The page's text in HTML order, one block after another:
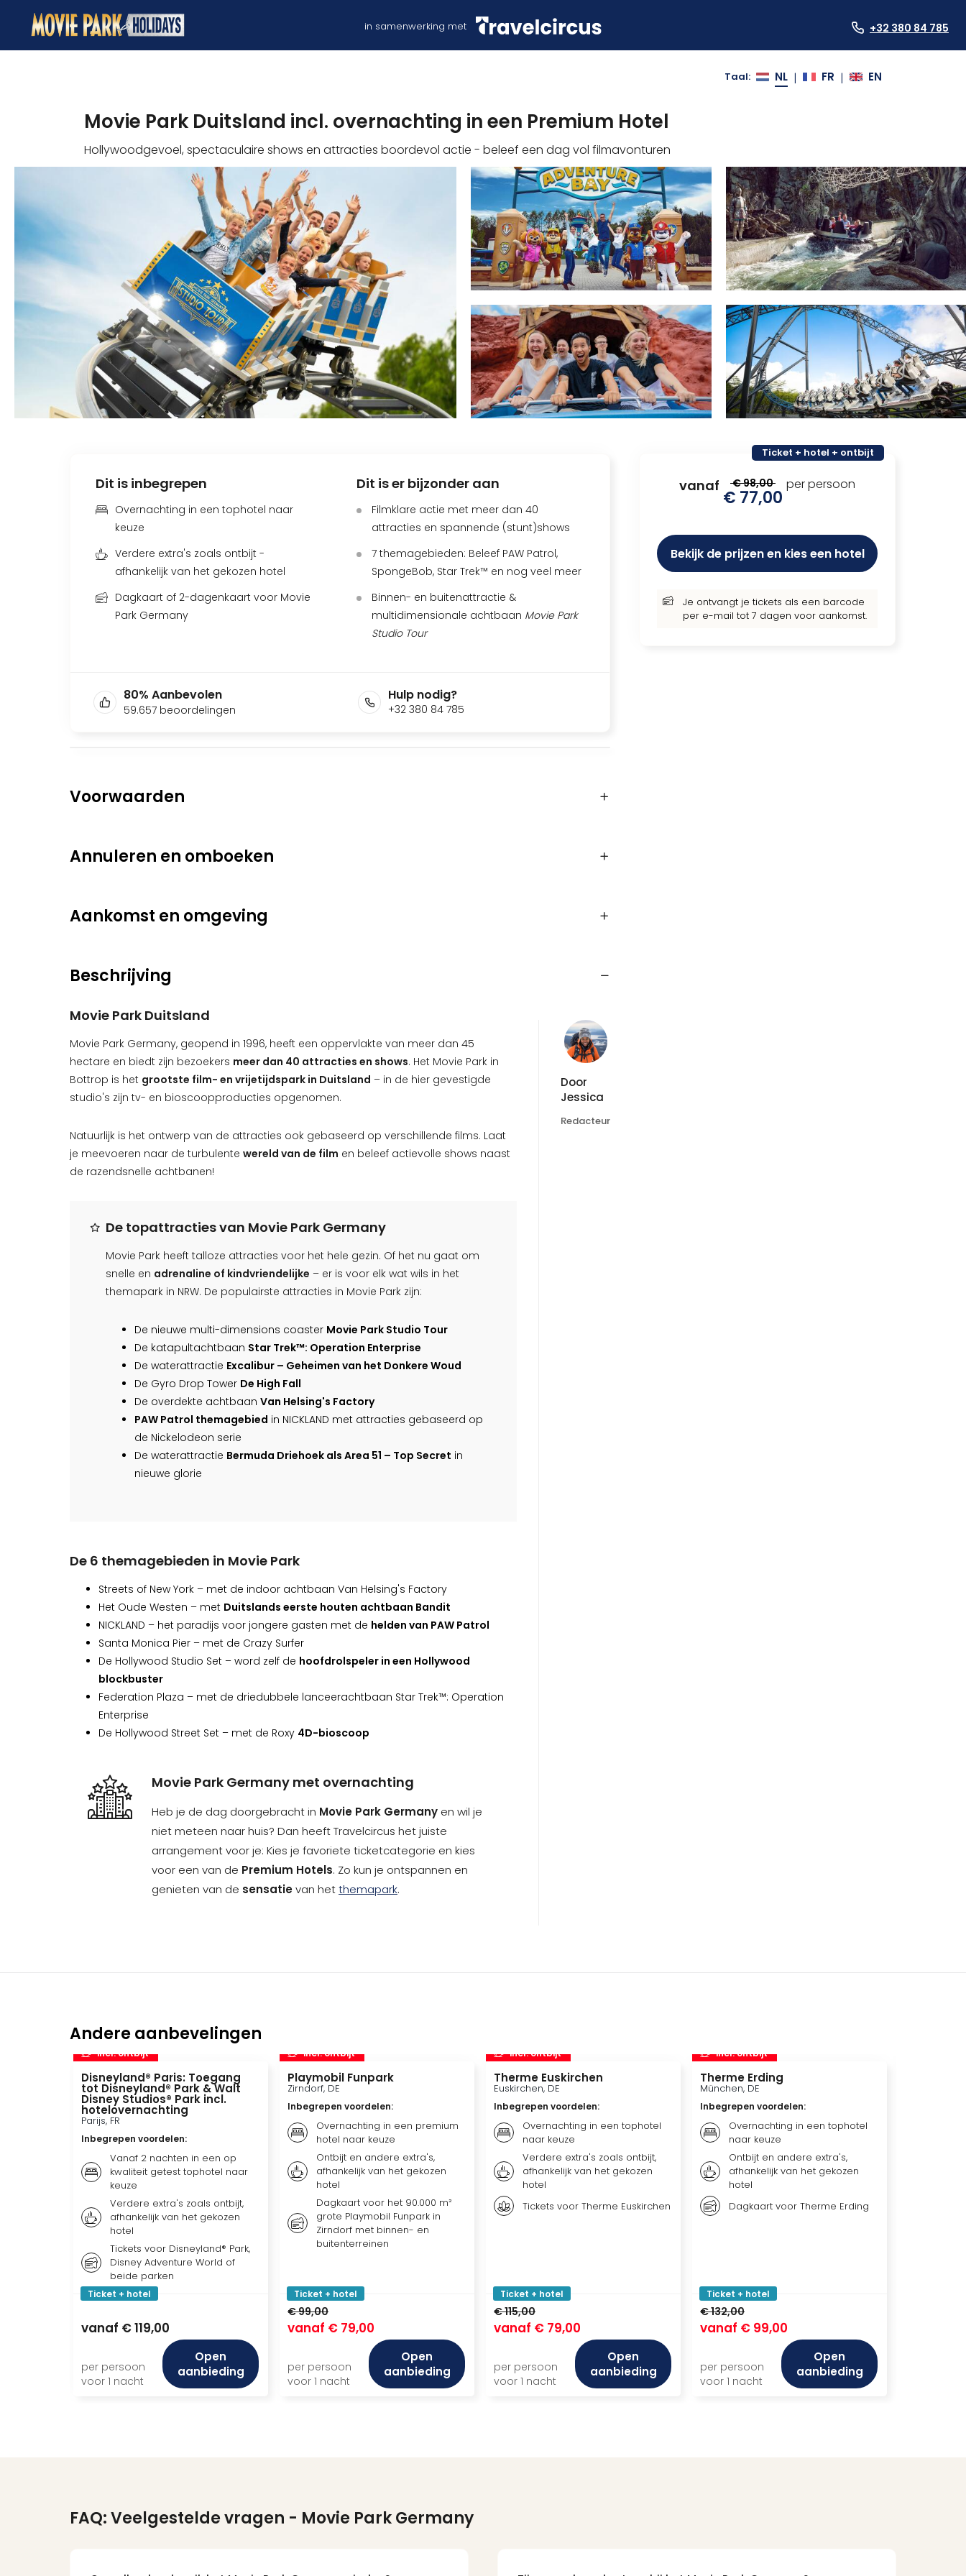
in samenwerking met +32 380 84 785
Taal: NL | FR | EN
Movie Park Duitsland incl. overnachting in een Premium Hotel
Hollywoodgevoel, spectaculaire shows en attracties boordevol actie - beleef een dag vol filmavonturen
Ticket + hotel + ontbijt
vanaf € 98,00
€ 77,00
per persoon
Bekijk de prijzen en kies een hotel
Je ontvangt je tickets als een barcode
per e-mail tot 7 dagen voor aankomst.
Dit is inbegrepen
Overnachting in een tophotel naar
keuze
Verdere extra's zoals ontbijt -
afhankelijk van het gekozen hotel
Dagkaart of 2-dagenkaart voor Movie
Park Germany
Dit is er bijzonder aan
Filmklare actie met meer dan 40
attracties en spannende (stunt)shows
7 themagebieden: Beleef PAW Patrol,
SpongeBob, Star Trek™ en nog veel meer
Binnen- en buitenattractie &
multidimensionale achtbaan Movie Park
Studio Tour
80% Aanbevolen
59.657 beoordelingen
Hulp nodig?
+32 380 84 785
Voorwaarden
Annuleren en omboeken
Aankomst en omgeving
Beschrijving
Movie Park Duitsland
Movie Park Germany, geopend in 1996, heeft een oppervlakte van meer dan 45
hectare en biedt zijn bezoekers meer dan 40 attracties en shows. Het Movie Park in
Bottrop is het grootste film- en vrijetijdspark in Duitsland – in de hier gevestigde
studio's zijn tv- en bioscoopproducties opgenomen.
Natuurlijk is het ontwerp van de attracties ook gebaseerd op verschillende films. Laat
je meevoeren naar de turbulente wereld van de film en beleef actievolle shows naast
de razendsnelle achtbanen!
De topattracties van Movie Park Germany
Movie Park heeft talloze attracties voor het hele gezin. Of het nu gaat om
snelle en adrenaline of kindvriendelijke – er is voor elk wat wils in het
themapark in NRW. De populairste attracties in Movie Park zijn:
De nieuwe multi-dimensions coaster Movie Park Studio Tour
De katapultachtbaan Star Trek™: Operation Enterprise
De waterattractie Excalibur – Geheimen van het Donkere Woud
De Gyro Drop Tower De High Fall
De overdekte achtbaan Van Helsing's Factory
PAW Patrol themagebied in NICKLAND met attracties gebaseerd op
de Nickelodeon serie
De waterattractie Bermuda Driehoek als Area 51 – Top Secret in
nieuwe glorie
De 6 themagebieden in Movie Park
Streets of New York – met de indoor achtbaan Van Helsing's Factory
Het Oude Westen – met Duitslands eerste houten achtbaan Bandit
NICKLAND – het paradijs voor jongere gasten met de helden van PAW Patrol
Santa Monica Pier – met de Crazy Surfer
De Hollywood Studio Set – word zelf de hoofdrolspeler in een Hollywood
blockbuster
Federation Plaza – met de driedubbele lanceerachtbaan Star Trek™: Operation
Enterprise
De Hollywood Street Set – met de Roxy 4D-bioscoop
Movie Park Germany met overnachting
Heb je de dag doorgebracht in Movie Park Germany en wil je
niet meteen naar huis? Dan heeft Travelcircus het juiste
arrangement voor je: Kies je favoriete ticketcategorie en kies
voor een van de Premium Hotels. Zo kun je ontspannen en
genieten van de sensatievan hetthemapark.
Door
Jessica
Redacteur
Andere aanbevelingen
incl. ontbijt
Disneyland® Paris: Toegang
tot Disneyland® Park & Walt
Disney Studios® Park incl.
hotelovernachting
Parijs, FR
Inbegrepen voordelen:
Vanaf 2 nachten in een op
kwaliteit getest tophotel naar
keuze
Verdere extra's zoals ontbijt,
afhankelijk van het gekozen
hotel
Tickets voor Disneyland® Park,
Disney Adventure World of
beide parken
Ticket + hotel
vanaf € 119,00
per persoon
voor 1 nacht
Open
aanbieding
incl. ontbijt
Playmobil Funpark
Zirndorf, DE
Inbegrepen voordelen:
Overnachting in een premium
hotel naar keuze
Ontbijt en andere extra's,
afhankelijk van het gekozen
hotel
Dagkaart voor het 90.000 m²
grote Playmobil Funpark in
Zirndorf met binnen- en
buitenterreinen
Ticket + hotel
€ 99,00
vanaf € 79,00
per persoon
voor 1 nacht
Open
aanbieding
incl. ontbijt
Therme Euskirchen
Euskirchen, DE
Inbegrepen voordelen:
Overnachting in een tophotel
naar keuze
Verdere extra's zoals ontbijt,
afhankelijk van het gekozen
hotel
Tickets voor Therme Euskirchen
Ticket + hotel
€ 115,00
vanaf € 79,00
per persoon
voor 1 nacht
Open
aanbieding
incl. ontbijt
Therme Erding
München, DE
Inbegrepen voordelen:
Overnachting in een tophotel
naar keuze
Ontbijt en andere extra's,
afhankelijk van het gekozen
hotel
Dagkaart voor Therme Erding
Ticket + hotel
€ 132,00
vanaf € 99,00
per persoon
voor 1 nacht
Open
aanbieding
FAQ: Veelgestelde vragen - Movie Park Germany